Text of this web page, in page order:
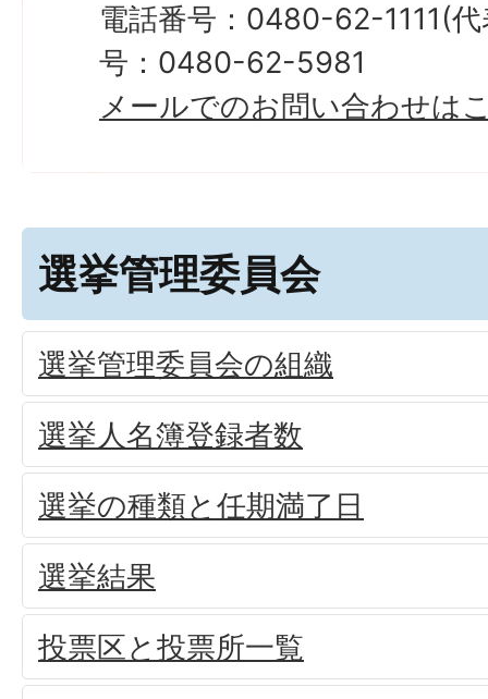
電話番号：0480-62-1111(
号：0480-62-5981
メールでのお問い合わせは
選挙管理委員会
選挙管理委員会の組織
選挙人名簿登録者数
選挙の種類と任期満了日
選挙結果
投票区と投票所一覧